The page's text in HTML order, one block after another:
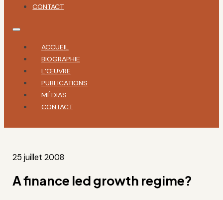
CONTACT
ACCUEIL
BIOGRAPHIE
L’ŒUVRE
PUBLICATIONS
MÉDIAS
CONTACT
25 juillet 2008
A finance led growth regime?